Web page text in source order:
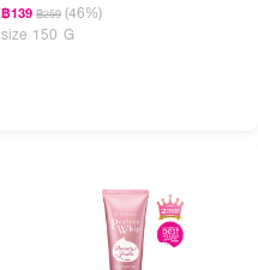
฿139 ฿259 (46%)
size 150 G